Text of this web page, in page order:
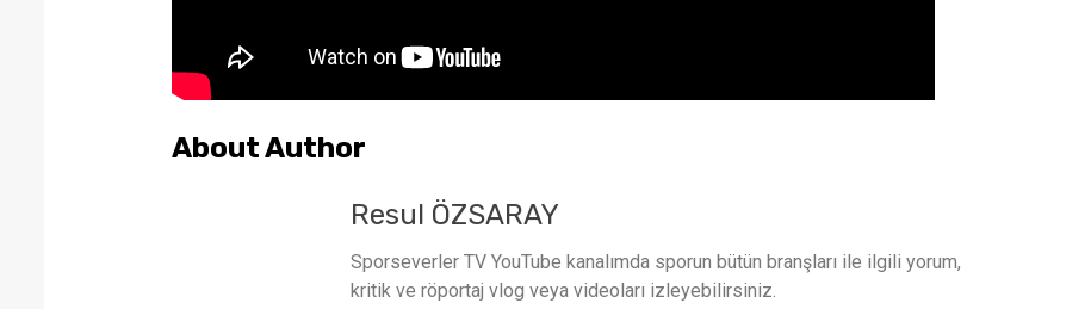
About Author
Resul ÖZSARAY
Sporseverler TV YouTube kanalımda sporun bütün branşları ile ilgili yorum,
kritik ve röportaj vlog veya videoları izleyebilirsiniz.